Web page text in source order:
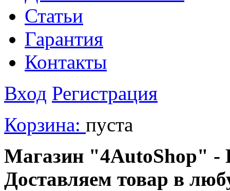
Статьи
Гарантия
Контакты
Вход Регистрация
Корзина: пуста
Магазин "4AutoShop" -
Доставляем товар в